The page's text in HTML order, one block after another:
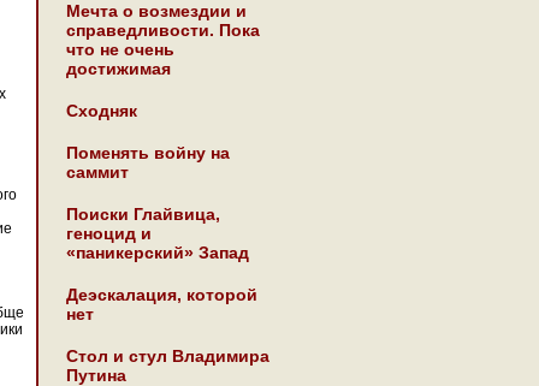
Мечта о возмездии и
справедливости. Пока
что не очень
достижимая
Сходняк
Поменять войну на
саммит
Поиски Глайвица,
геноцид и
«паникерский» Запад
Деэскалация, которой
нет
Стол и стул Владимира
Путина